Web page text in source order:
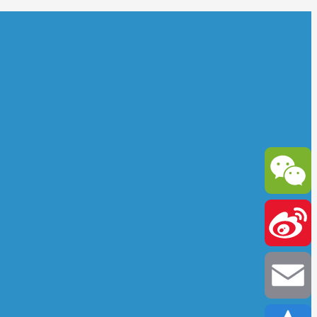
WeChat
Sina